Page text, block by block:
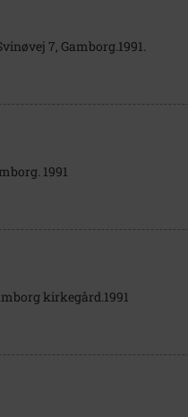
7, Gamborg.1991.
1991
kirkegård.1991